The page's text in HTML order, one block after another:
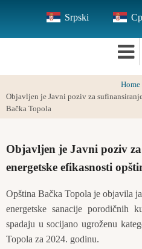
main
Srpski
Home
Objavljen je Javni poziv za
Bačka Topola
Objavljen je Javni poziv
energetske efikasnosti
Opština Bačka Topola je objavila
energetske sanacije porodičnih
spadaju u socijano ugroženu
Topola za 2024. godinu.